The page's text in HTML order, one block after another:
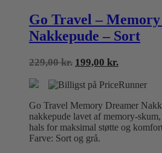
Go Travel –
Nakkepude – Sort
229,00kr. Den
pris
229,00 kr..
199,00 kr.Den
pris
199,00
Go Travel Memory Dreamer
nakkepude lavet af memory-
hals for maksimal støtte og
Farve: Sort og grå.